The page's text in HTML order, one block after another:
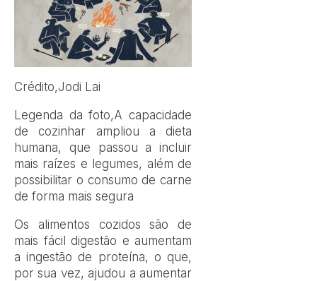
Crédito,Jodi Lai
Legenda da foto,A capacidade
de cozinhar ampliou a dieta
humana, que passou a incluir
mais raízes e legumes, além de
possibilitar o consumo de carne
de forma mais segura
Os alimentos cozidos são de
mais fácil digestão e aumentam
a ingestão de proteína, o que,
por sua vez, ajudou a aumentar